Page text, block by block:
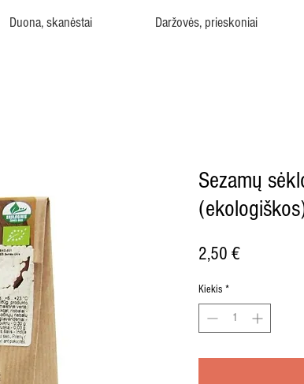
Duona, skanėstai Daržovės, prieskoniai
Sezamų
2,50 €Price
Kiekis *